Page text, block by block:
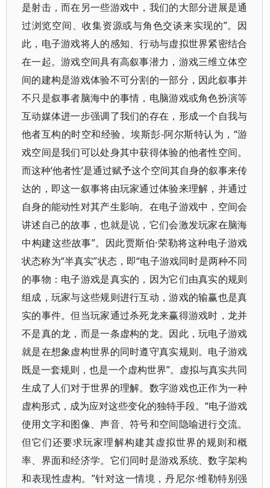
是射击，而在另一些游戏中，我们的大部分进展是通
过浏览空间、收集资源或与角色交谈来实现的”。因
此，电子游戏将人的感知、行动与虚拟世界紧密结合
在一起。游戏空间具有高叙事潜力，游戏三维立体空
间的建构是游戏体验不可分割的一部分，因此叙事并
不只是叙事者脑海中的事情，电脑游戏或角色扮演等
互动媒体进一步强调了我们的存在，形成一个自我与
他者互构的时空和经验。埃斯彭-阿尔斯特认为，“游
戏空间是我们可以处身其中获得体验的他者性空间。
而这种‘他者性’是通过赋予这个空间其自身的叙事来传
达的，即这一叙事将由玩家通过体验来理解，并通过
自身的能动性对其产生影响。在电子游戏中，空间会
讲述自己的故事，也就是说，它们会激发玩家在脑海
中构建这些故事”。因此贾斯伯·荣勒将这种电子游戏
状态称为“半真实”状态，即“电子游戏同时是两种不同
的事物：电子游戏是真实的，因为它们由真实的规则
组成，玩家与这些规则进行互动，游戏的输赢也是真
实的事件。但当玩家通过杀死龙来赢得游戏时，龙并
不是真的龙，而是一条虚构的龙。因此，玩电子游戏
就是在想象虚构世界的同时遵守真实规则。电子游戏
既是一套规则，也是一个虚构世界”。虚拟与真实共同
生成了人们对于世界的理解。数字游戏也正作为一种
虚构形式，成为应对这些变化的独特手段。“电子游戏
使用文字和图像、声音、符号和空间隐喻进行交流。
但它们还要求玩家理解构建其虚拟世界的规则和概
率、界面和经济学。它们同时是游戏系统、数字架构
和表现性虚构。”针对这一情境，丹尼尔·维勒特别强